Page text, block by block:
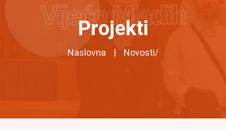
Projekti
Naslovna Novosti/
Vijeće Mladih